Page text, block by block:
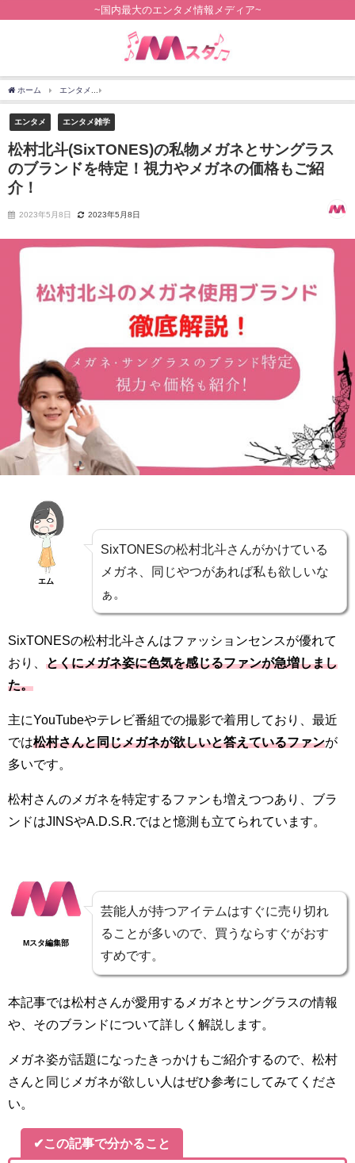
~国内最大のエンタメ情報メディア~
ホーム エンタメ
エンタメ エンタメ雑学
松村北斗(SixTONES)の私物メガネとサングラス
のブランドを特定！視力やメガネの価格もご紹
介！
2023年5月8日 2023年5月8日
エム
SixTONESの松村北斗さんがかけている
メガネ、同じやつがあれば私も欲しいな
ぁ。
SixTONESの松村北斗さんはファッションセンスが優れて
おり、 とくにメガネ姿に色気を感じるファンが急増しまし
た。
主にYouTubeやテレビ番組での撮影で着用しており、最近
では松村さんと同じメガネが欲しいと答えているファンが
多いです。
松村さんのメガネを特定するファンも増えつつあり、ブラ
ンドはJINSやA.D.S.R.ではと憶測も立てられています。
Mスタ編集部
芸能人が持つアイテムはすぐに売り切れ
ることが多いので、買うならすぐがおす
すめです。
本記事では松村さんが愛用するメガネとサングラスの情報
や、そのブランドについて詳しく解説します。
メガネ姿が話題になったきっかけもご紹介するので、松村
さんと同じメガネが欲しい人はぜひ参考にしてみてくださ
い。
✔この記事で分かること